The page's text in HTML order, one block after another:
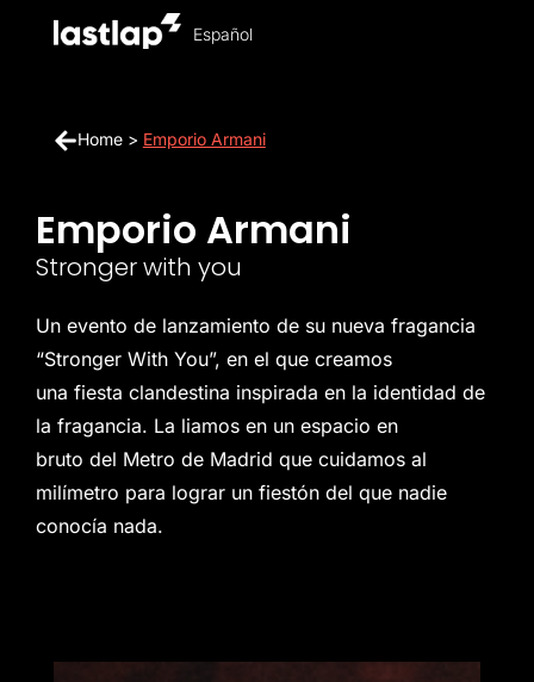
Español
Home > Emporio Armani
Emporio Armani
Stronger with you
Un evento de lanzamiento de su nueva fragancia
“Stronger With You”, en el que creamos
una fiesta clandestina inspirada en la identidad de
la fragancia. La liamos en un espacio en
bruto del Metro de Madrid que cuidamos al
milímetro para lograr un fiestón del que nadie
conocía nada.